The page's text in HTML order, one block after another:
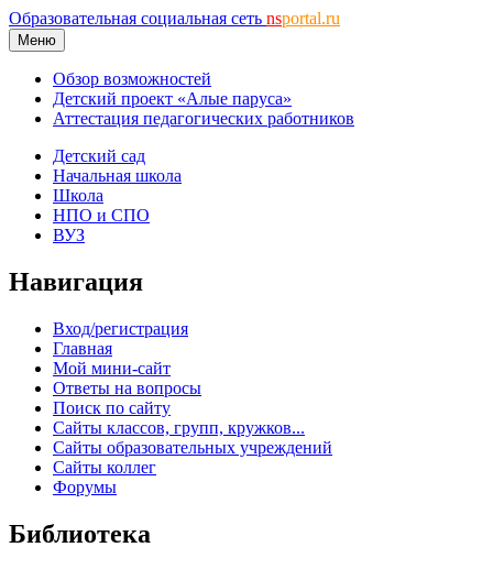
Образовательная социальная сеть nsportal.ru
Меню
Обзор возможностей
Детский проект «Алые паруса»
Аттестация педагогических работников
Детский сад
Начальная школа
Школа
НПО и СПО
ВУЗ
Навигация
Вход/регистрация
Главная
Мой мини-сайт
Ответы на вопросы
Поиск по сайту
Сайты классов, групп, кружков...
Сайты образовательных учреждений
Сайты коллег
Форумы
Библиотека